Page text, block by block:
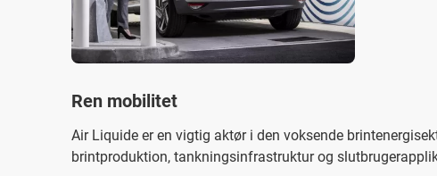
Ren mobilitet
Air Liquide er en vigtig aktør i den voksende
brintproduktion, tankningsinfrastruktur og